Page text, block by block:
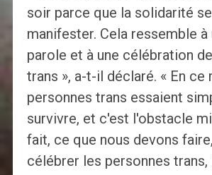
soir parce que la solidarité
manifester. Cela ressemble à
parole et à une célébration
trans », a-t-il déclaré. « En ce
personnes trans essaient
survivre, et c'est l'obstacle
fait, ce que nous devons
célébrer les personnes